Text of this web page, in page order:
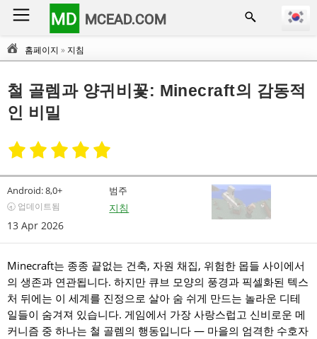
MD MCEAD.COM
홈페이지 » 지침
철 골렘과 양귀비꽃: Minecraft의 감동적
인 비밀
Android:8,0+
🕣 업데이트됨
13 Apr 2026
범주
지침
Minecraft는 종종 끝없는 건축, 자원 채집, 위험한 몹들 사이에서
의 생존과 연관됩니다. 하지만 큐브 모양의 풍경과 픽셀화된 텍스
처 뒤에는 이 세계를 진정으로 살아 숨 쉬게 만드는 놀라운 디테
일들이 숨겨져 있습니다. 게임에서 가장 사랑스럽고 신비로운 메
커니즘 중 하나는 철 골렘의 행동입니다 — 마을의 엄격한 수호자